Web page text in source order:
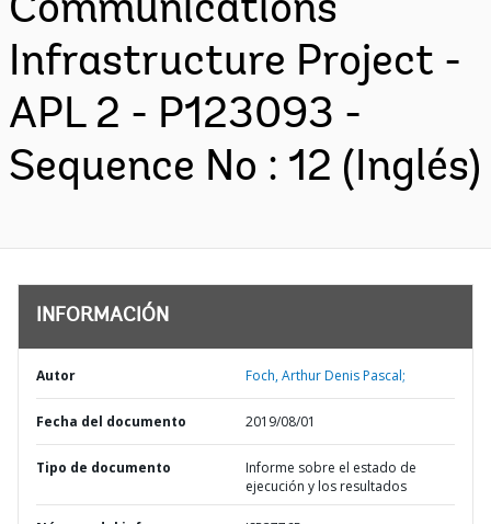
Communications
Infrastructure Project -
APL 2 - P123093 -
Sequence No : 12 (Inglés)
INFORMACIÓN
Autor Foch, Arthur Denis Pascal;
Fecha del documento 2019/08/01
Tipo de documento
Informe sobre el estado de
ejecución y los resultados